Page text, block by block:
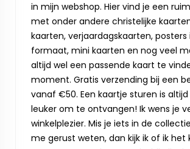
in mijn webshop. Hier vind je een
met onder andere christelijke
kaarten, verjaardagskaarten, posters
formaat, mini kaarten en nog veel
altijd wel een passende kaart te
moment. Gratis verzending bij een
vanaf €50. Een kaartje sturen is
leuker om te ontvangen! Ik wens je
winkelplezier. Mis je iets in de
me gerust weten, dan kijk ik of ik het